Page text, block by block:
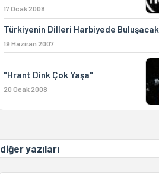
17 Ocak 2008
Türkiyenin Dilleri Harbiyede Buluşacak
19 Haziran 2007
"Hrant Dink Çok Yaşa"
20 Ocak 2008
diğer yazıları